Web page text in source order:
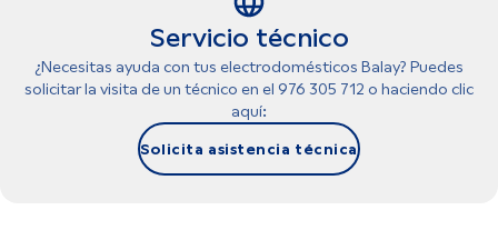
Servicio técnico
¿Necesitas ayuda con tus electrodomésticos Balay? Puedes
solicitar la visita de un técnico en el 976 305 712 o haciendo clic
aquí:
Solicita asistencia técnica